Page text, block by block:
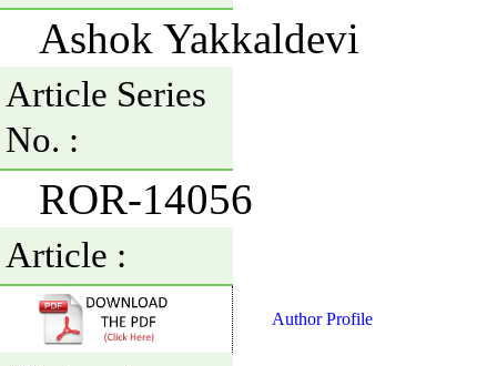
Ashok Yakkaldevi
Article Series
No. :
ROR-14056
Article :
Author Profile